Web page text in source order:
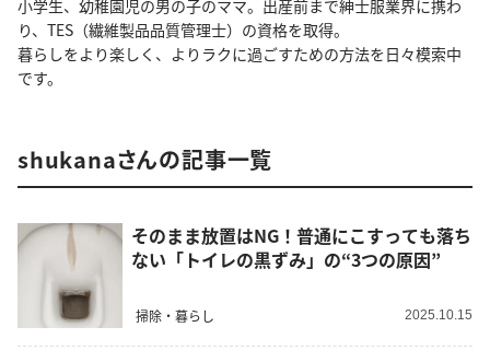
小学生、幼稚園児の男の子のママ。出産前まで紳士服業界に携わ
り、TES（繊維製品品質管理士）の資格を取得。
暮らしをより楽しく、よりラクに過ごすための方法を日々模索中
です。
shukanaさんの記事一覧
そのまま放置はNG！普通にこすっても落ち
ない「トイレの黒ずみ」の“3つの原因”
掃除・暮らし 2025.10.15